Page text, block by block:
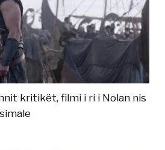
kritikët, filmi i ri i Nolan nis